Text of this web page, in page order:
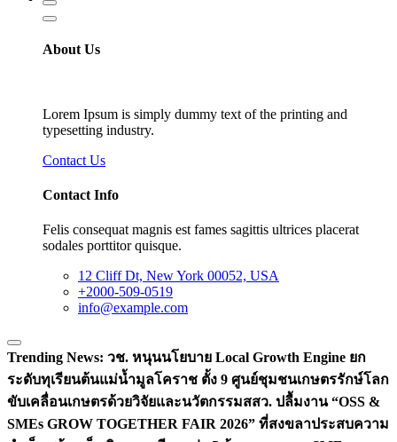
About Us
Lorem Ipsum is simply dummy text of the printing and
typesetting industry.
Contact Us
Contact Info
Felis consequat magnis est fames sagittis ultrices placerat
sodales porttitor quisque.
12 Cliff Dt, New York 00052, USA
+2000-509-0519
info@example.com
Trending News: วช. หนุนนโยบาย Local Growth Engine ยก
ระดับทุเรียนต้นแม่น้ำมูลโคราช ตั้ง 9 ศูนย์ชุมชนเกษตรรักษ์โลก
ขับเคลื่อนเกษตรด้วยวิจัยและนวัตกรรมสสว. ปลื้มงาน “OSS &
SMEs GROW TOGETHER FAIR 2026” ที่สงขลาประสบความ